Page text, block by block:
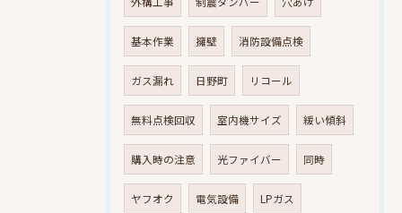
基本作業 擁壁 消防設備点検
ガス漏れ 日野町 リコール
無料点検回収 室内機サイズ 緩い傾斜
購入時の注意 光ファイバー 同時
ヤフオク 電気設備 LPガス